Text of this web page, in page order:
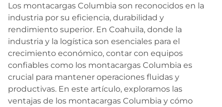
Los montacargas Columbia son reconocidos en la
industria por su eficiencia, durabilidad y
rendimiento superior. En Coahuila, donde la
industria y la logística son esenciales para el
crecimiento económico, contar con equipos
confiables como los montacargas Columbia es
crucial para mantener operaciones fluidas y
productivas. En este artículo, exploramos las
ventajas de los montacargas Columbia y cómo